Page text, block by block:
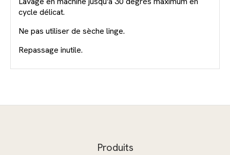
cycle délicat.
Ne pas utiliser de sèche linge.
Repassage inutile.
Produits